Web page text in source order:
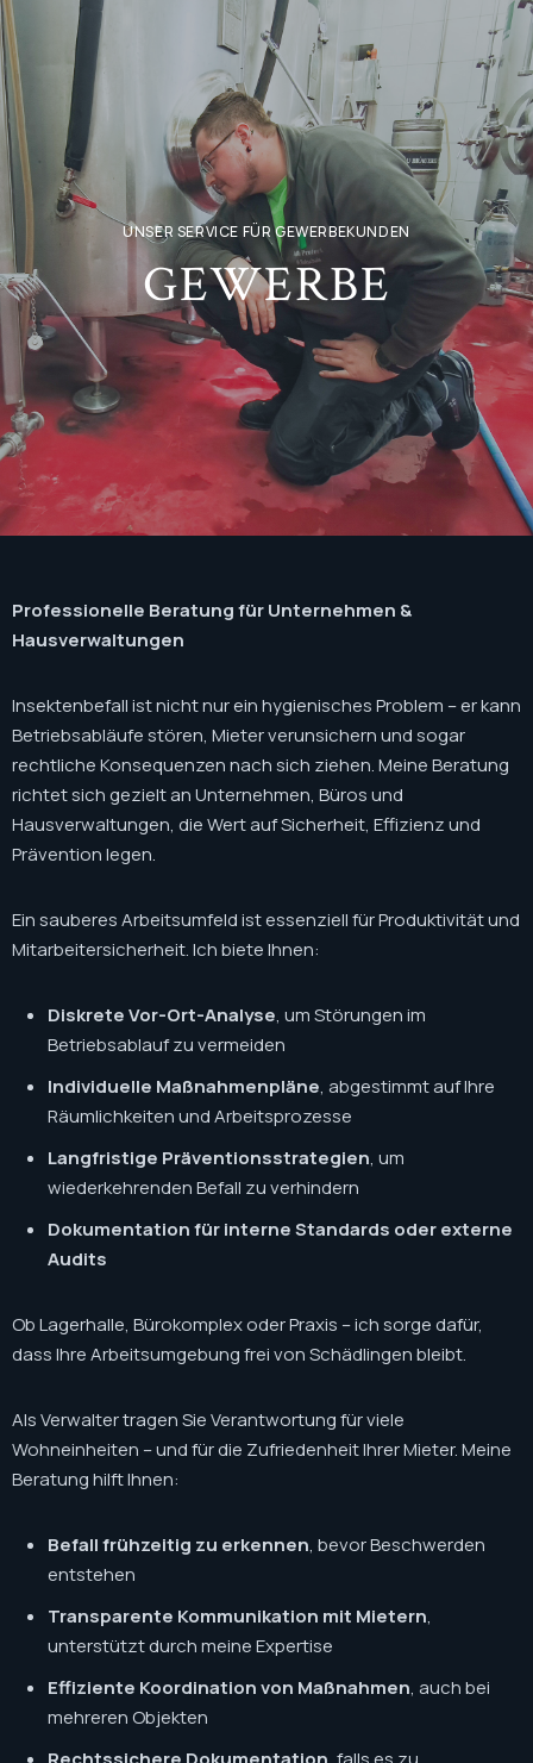
UNSER SERVICE FÜR GEWERBEKUNDEN
GEWERBE
Professionelle Beratung für Unternehmen &
Hausverwaltungen
Insektenbefall ist nicht nur ein hygienisches Problem – er kann
Betriebsabläufe stören, Mieter verunsichern und sogar
rechtliche Konsequenzen nach sich ziehen. Meine Beratung
richtet sich gezielt an Unternehmen, Büros und
Hausverwaltungen, die Wert auf Sicherheit, Effizienz und
Prävention legen.
Ein sauberes Arbeitsumfeld ist essenziell für Produktivität und
Mitarbeitersicherheit. Ich biete Ihnen:
Diskrete Vor-Ort-Analyse, um Störungen im
Betriebsablauf zu vermeiden
Individuelle Maßnahmenpläne, abgestimmt auf Ihre
Räumlichkeiten und Arbeitsprozesse
Langfristige Präventionsstrategien, um
wiederkehrenden Befall zu verhindern
Dokumentation für interne Standards oder externe
Audits
Ob Lagerhalle, Bürokomplex oder Praxis – ich sorge dafür,
dass Ihre Arbeitsumgebung frei von Schädlingen bleibt.
Als Verwalter tragen Sie Verantwortung für viele
Wohneinheiten – und für die Zufriedenheit Ihrer Mieter. Meine
Beratung hilft Ihnen:
Befall frühzeitig zu erkennen, bevor Beschwerden
entstehen
Transparente Kommunikation mit Mietern,
unterstützt durch meine Expertise
Effiziente Koordination von Maßnahmen, auch bei
mehreren Objekten